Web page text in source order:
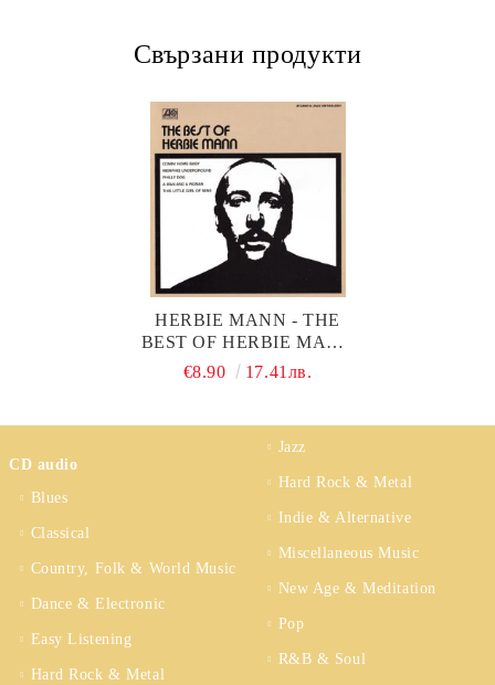
Свързани продукти
HERBIE MANN - THE
BEST OF HERBIE MANN
(CD)
€8.90 17.41лв.
CD audio
Blues
Classical
Country, Folk & World Music
Dance & Electronic
Easy Listening
Hard Rock & Metal
Jazz
Hard Rock & Metal
Indie & Alternative
Miscellaneous Music
New Age & Meditation
Pop
R&B & Soul